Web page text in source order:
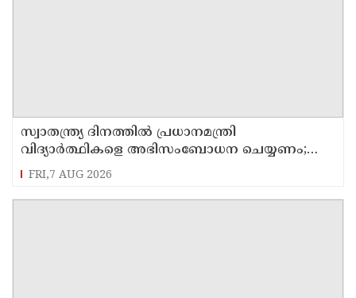
സ്വാതന്ത്ര്യ ദിനത്തില്‍ പ്രധാനമന്ത്രി
വിദ്യാര്‍ത്ഥികളെ അഭിസംബോധന ചെയ്യണം;
ആവശ്യവുമായി അഭിജീത് ദീപ്കെ
FRI,7 AUG 2026